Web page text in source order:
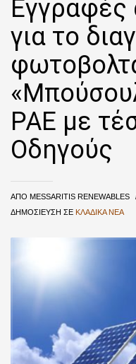
για το
ΡΑΕ με
Οδηγούς
ΑΠΌ MESSARITIS RENEWABLES
ΔΗΜΟΣΊΕΥΣΗ ΣΕ ΚΛΑΔΙΚΆ ΝΈΑ